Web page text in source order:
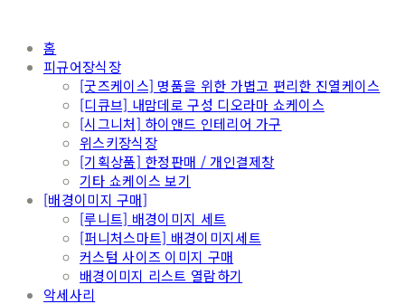
홈
피규어장식장
[굿즈케이스] 명품을 위한 가볍고 편리한 진열케이스
[디큐브] 내맘데로 구성 디오라마 쇼케이스
[시그니처] 하이앤드 인테리어 가구
위스키장식장
[기획상품] 한정판매 / 개인결제창
기타 쇼케이스 보기
[배경이미지 구매]
[루니트] 배경이미지 세트
[퍼니처스마트] 배경이미지세트
커스텀 사이즈 이미지 구매
배경이미지 리스트 열람하기
악세사리